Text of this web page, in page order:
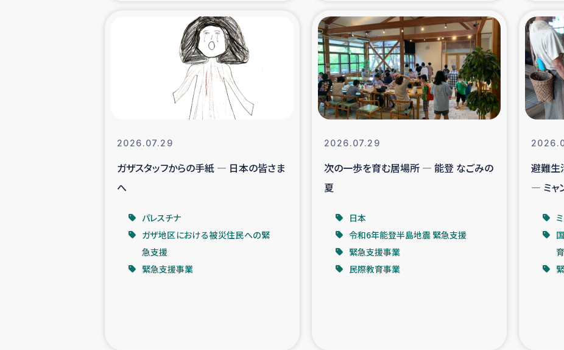
石巻市街地在宅被災者支援 復興応援
仮設住宅生活支援・農業復興支援 漁業復
インターン・ボランティア日誌 経済自立
ガザ空爆被災者への食料
ガザ地区における羊の畜産支援 ガザ地区での公園の緑
ふりかけ普及と食生活改善による栄養改善事業 フェアトレ
2026.07.29
ガザスタッフからの手紙 ― 日本の皆さま
へ
パレスチナ
ガザ地区における被災住民への緊
急支援
緊急支援事業
2026.07.29
次の一歩を育む居場所 ― 能登 なごみの
夏
日本
令和6年能登半島地震 緊急支援
緊急支援事業
民際教育事業
避難生
― ミャ